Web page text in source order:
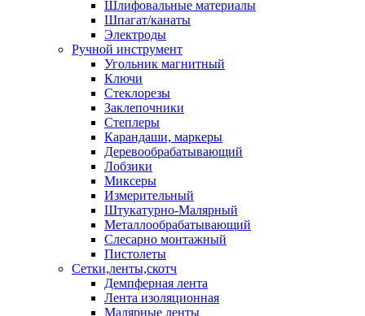
Шлифовальные материалы
Шпагат/канаты
Электроды
Ручной инструмент
Угольник магнитный
Ключи
Стеклорезы
Заклепочники
Степлеры
Карандаши, маркеры
Деревообрабатывающий
Лобзики
Миксеры
Измерительный
Штукатурно-Малярный
Металлообрабатывающий
Слесарно монтажный
Пистолеты
Сетки,ленты,скотч
Демпферная лента
Лента изоляционная
Малярные ленты